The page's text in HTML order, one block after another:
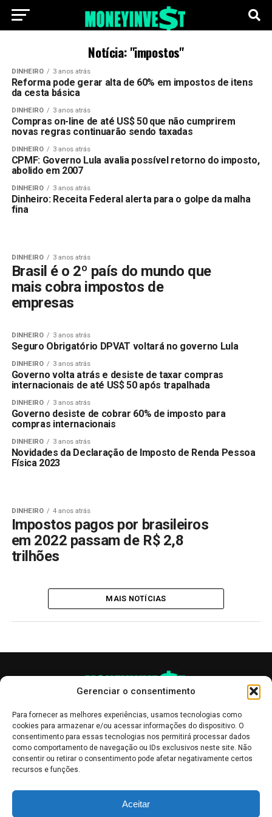
Gerenciar o consentimento
Para fornecer as melhores experiências, usamos tecnologias como
cookies para armazenar e/ou acessar informações do dispositivo. O
consentimento para essas tecnologias nos permitirá processar dados
como comportamento de navegação ou IDs exclusivos neste site. Não
consentir ou retirar o consentimento pode afetar negativamente certos
recursos e funções.
Aceitar
Notícia: "impostos"
DINHEIRO 3 anos atrás
Reforma pode gerar alta de 60% em impostos de itens
da cesta básica
DINHEIRO 3 anos atrás
Compras on-line de até US$ 50 que não cumprirem
novas regras continuarão sendo taxadas
DINHEIRO 3 anos atrás
CPMF: Governo Lula avalia possível retorno do imposto,
abolido em 2007
DINHEIRO 3 anos atrás
Dinheiro: Receita Federal alerta para o golpe da malha
fina
DINHEIRO 3 anos atrás
Brasil é o 2º país do mundo que
mais cobra impostos de
empresas
DINHEIRO 3 anos atrás
Seguro Obrigatório DPVAT voltará no governo Lula
DINHEIRO 3 anos atrás
Governo volta atrás e desiste de taxar compras
internacionais de até US$ 50 após trapalhada
DINHEIRO 3 anos atrás
Governo desiste de cobrar 60% de imposto para
compras internacionais
DINHEIRO 3 anos atrás
Novidades da Declaração de Imposto de Renda Pessoa
Física 2023
DINHEIRO 4 anos atrás
Impostos pagos por brasileiros
em 2022 passam de R$ 2,8
trilhões
MAIS NOTÍCIAS
informativo, servindo como boletins de divulgação, e não devem ser